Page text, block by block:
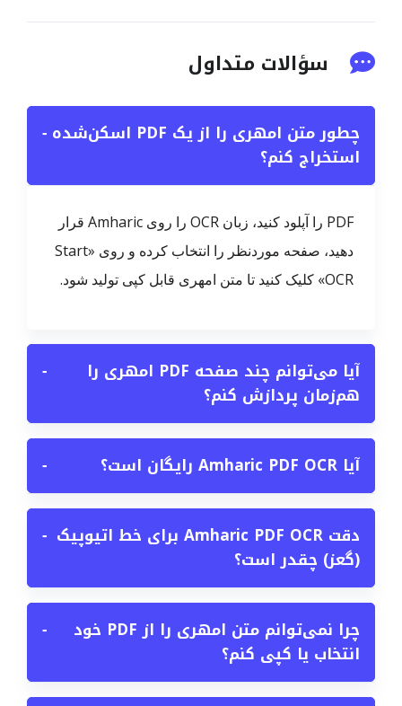
سؤالات متداول
چطور متن امهری را از یک PDF اسکن‌شده
استخراج کنم؟
−
PDF را آپلود کنید، زبان OCR را روی Amharic قرار
دهید، صفحه موردنظر را انتخاب کرده و روی «Start
OCR» کلیک کنید تا متن امهری قابل کپی تولید شود.
آیا می‌توانم چند صفحه PDF امهری را
هم‌زمان پردازش کنم؟
−
آیا Amharic PDF OCR رایگان است؟ −
دقت Amharic PDF OCR برای خط اتیوپیک
(گعز) چقدر است؟
−
چرا نمی‌توانم متن امهری را از PDF خود
انتخاب یا کپی کنم؟
−